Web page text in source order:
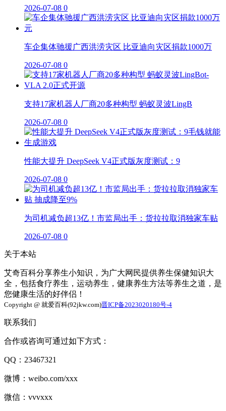
2026-07-08 0
车企集体驰援广西洪涝灾区 比亚迪向灾区捐款1000万
2026-07-08 0
支持17家机器人厂商20多种构型 蚂蚁灵波LingB
2026-07-08 0
性能大提升 DeepSeek V4正式版灰度测试：9
2026-07-08 0
为司机减负超13亿！市监局出手：货拉拉取消独家车贴
2026-07-08 0
关于本站
艾奇百科分享养生小知识，为广大网民提供养生保健知识大
全，包括食疗养生，运动养生，健康养生方法等养生之道，是
您健康生活的好伴侣！
Copyright @ 就爱百科(92jkw.com)晋ICP备2023020180号-4
联系我们
合作或咨询可通过如下方式：
QQ：23467321
微博：weibo.com/xxx
微信：vvvxxx